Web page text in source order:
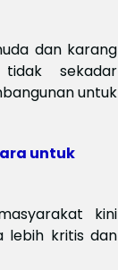
dan karang
sekadar
untuk
untuk
kini
lebih kritis dan